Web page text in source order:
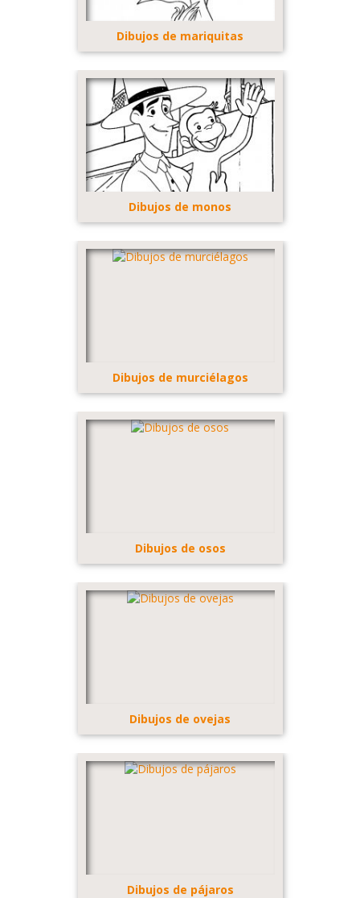
Dibujos de mariquitas
Dibujos de monos
Dibujos de murciélagos
Dibujos de osos
Dibujos de ovejas
Dibujos de pájaros